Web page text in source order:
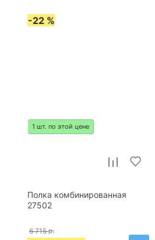
-22 %
1 шт. по этой цене
Полка комбинированная
27502
6 715 р.